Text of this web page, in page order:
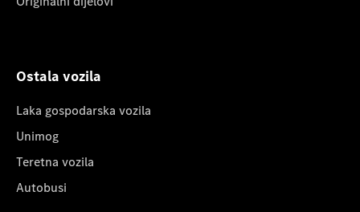
Ostala vozila
Laka gospodarska vozila
Unimog
Teretna vozila
Autobusi